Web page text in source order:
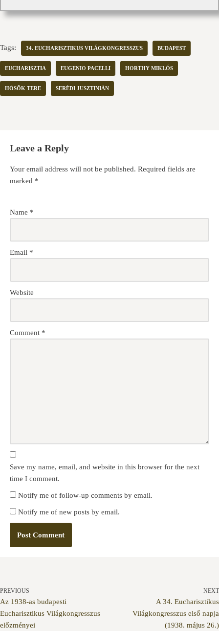
Tags: 34. EUCHARISZTIKUS VILÁGKONGRESSZUS BUDAPEST
EUCHARISZTIA EUGENIO PACELLI HORTHY MIKLÓS
HŐSÖK TERE SERÉDI JUSZTINIÁN
Leave a Reply
Your email address will not be published. Required fields are
marked *
Name *
Email *
Website
Comment *
Save my name, email, and website in this browser for the next
time I comment.
Notify me of follow-up comments by email.
Notify me of new posts by email.
PREVIOUS
Az 1938-as budapesti
Eucharisztikus Világkongresszus
előzményei
NEXT
A 34. Eucharisztikus
Világkongresszus első napja
(1938. május 26.)